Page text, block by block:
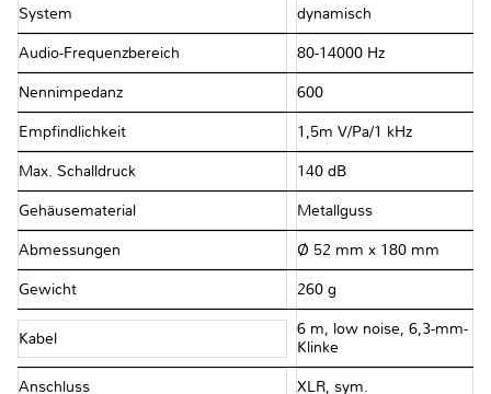
System dynamisch
Audio-Frequenzbereich 80-14000 Hz
Nennimpedanz 600 Ω
Empfindlichkeit 1,5m V/Pa/1 kHz
Max. Schalldruck 140 dB
Gehäusematerial Metallguss
Abmessungen Ø 52 mm x 180 mm
Gewicht 260 g
Kabel
6 m, low noise, 6,3-mm-
Klinke
Anschluss XLR, sym.